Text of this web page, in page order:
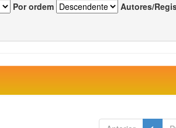
Por ordem Autores/